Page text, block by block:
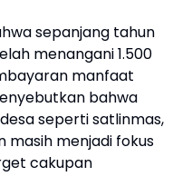
sepanjang tahun
menangani 1.500
manfaat
bahwa
seperti satlinmas,
masih menjadi fokus
cakupan